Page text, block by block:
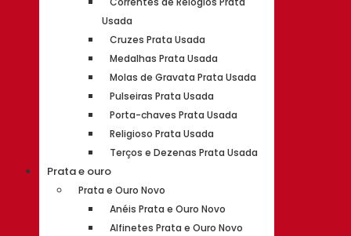
Usada
Cruzes Prata Usada
Medalhas Prata Usada
Molas de Gravata Prata Usada
Pulseiras Prata Usada
Porta-chaves Prata Usada
Religioso Prata Usada
Terços e Dezenas Prata Usada
Prata e ouro
Prata e Ouro Novo
Anéis Prata e Ouro Novo
Alfinetes Prata e Ouro Novo